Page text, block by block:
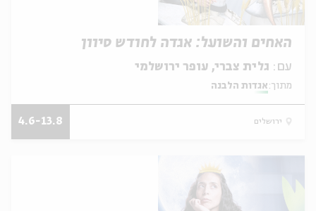
האחים והשועל: אגדה לחודש סיוון
עם:
מתוך: אגדות הלבנה
ירושלים 4.6-13.8